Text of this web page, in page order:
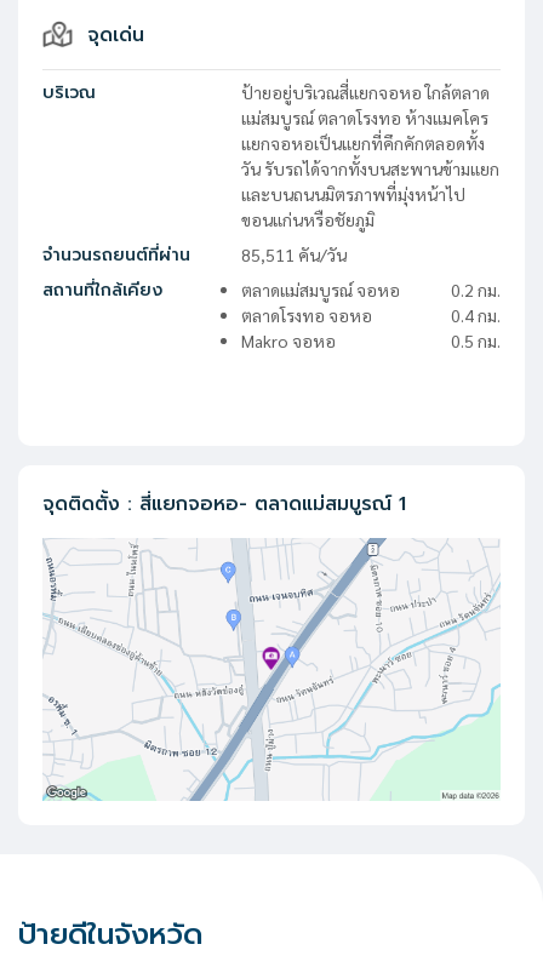
จุดเด่น
บริเวณ
ป้ายอยู่บริเวณสี่แยกจอหอ ใกล้ตลาด
แม่สมบูรณ์​ ตลาดโรงทอ ห้างแมคโคร
แยกจอหอเป็นแยกที่คึกคักตลอดทั้ง
วัน รับรถได้จากทั้งบนสะพานข้ามแยก
และบนถนนมิตรภาพที่มุ่งหน้าไป
ขอนแก่นหรือชัยภูมิ
จำนวนรถยนต์ที่ผ่าน 85,511 คัน/วัน
สถานที่ใกล้เคียง ตลาดแม่สมบูรณ์ จอหอ 0.2 กม.
ตลาดโรงทอ จอหอ
0.4กม.
Makro จอหอ
0.5 กม.
จุดติดตั้ง : สี่แยกจอหอ- ตลาดแม่สมบูรณ์ 1
ป้ายดีในจังหวัด